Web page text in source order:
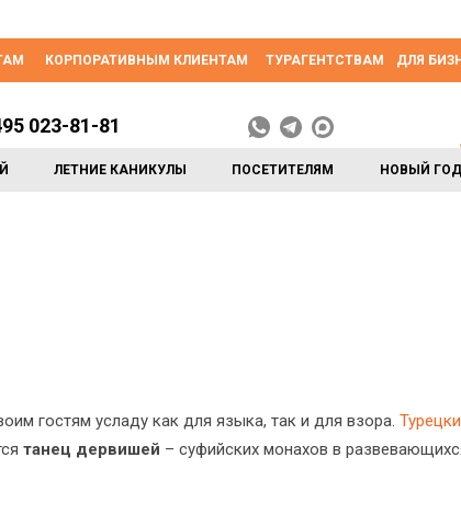
КОРПОРАТИВНЫМ КЛИЕНТАМ ТУРАГЕНТСТВАМ ДЛЯ
ЛЕТНИЕ КАНИКУЛЫ ПОСЕТИТЕЛЯМ НОВЫЙ ГОД
023-81-81
гостям усладу как для языка, так и для взора.
танец дервишей – суфийских монахов в